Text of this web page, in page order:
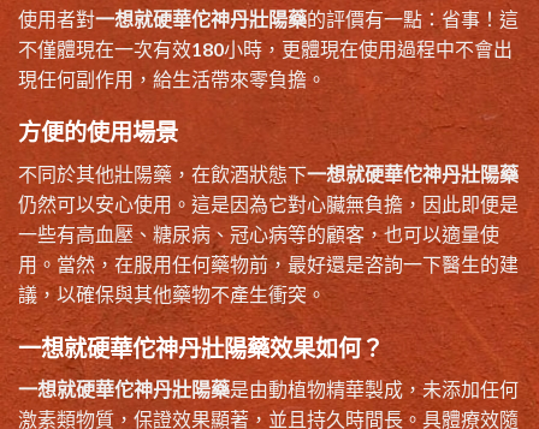
使用者對一想就硬華佗神丹壯陽藥的評價有一點：省事！這
不僅體現在一次有效180小時，更體現在使用過程中不會出
現任何副作用，給生活帶來零負擔。
方便的使用場景
不同於其他壯陽藥，在飲酒狀態下一想就硬華佗神丹壯陽藥
仍然可以安心使用。這是因為它對心臟無負擔，因此即便是
一些有高血壓、糖尿病、冠心病等的顧客，也可以適量使
用。當然，在服用任何藥物前，最好還是咨詢一下醫生的建
議，以確保與其他藥物不產生衝突。
一想就硬華佗神丹壯陽藥效果如何？
一想就硬華佗神丹壯陽藥是由動植物精華製成，未添加任何
激素類物質，保證效果顯著，並且持久時間長。具體療效隨